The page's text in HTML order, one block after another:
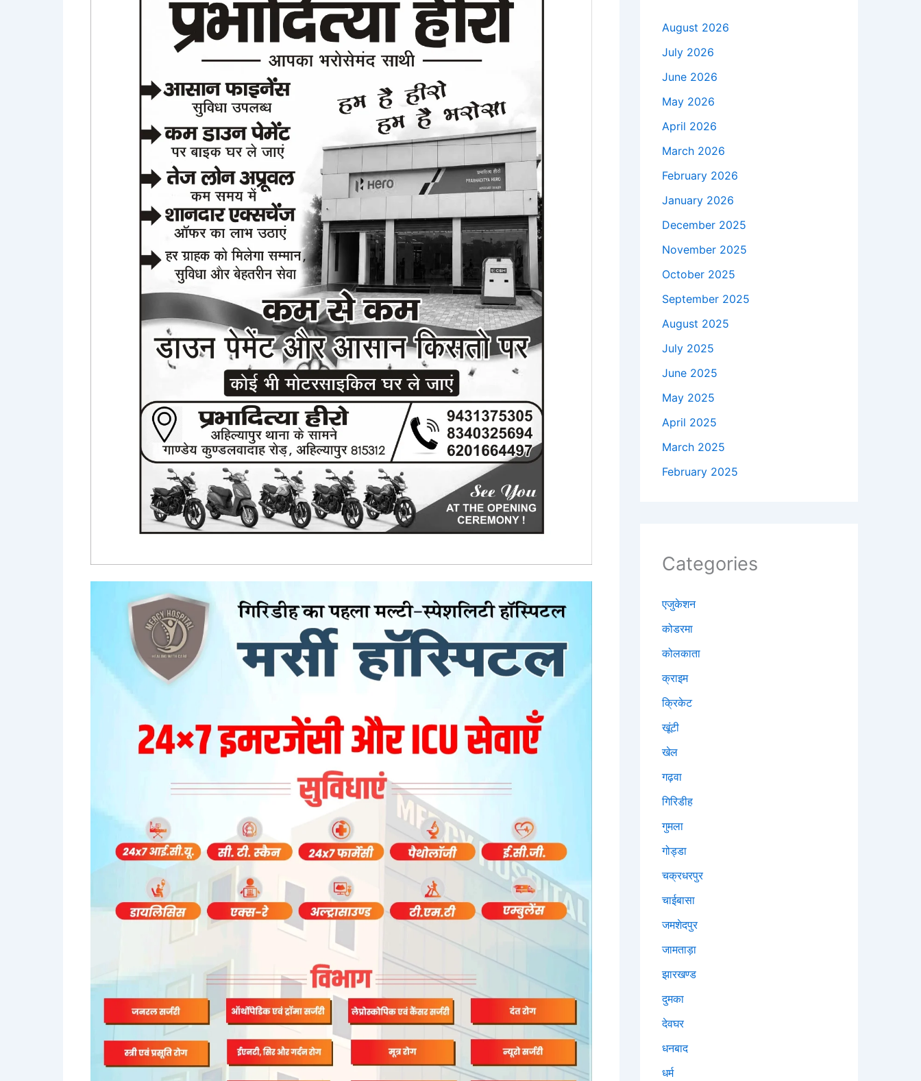
August 2026
July 2026
June 2026
May 2026
April 2026
March 2026
February 2026
January 2026
December 2025
November 2025
October 2025
September 2025
August 2025
July 2025
June 2025
May 2025
April 2025
March 2025
February 2025
Categories
एजुकेशन
कोडरमा
कोलकाता
क्राइम
क्रिकेट
खूंटी
खेल
गढ़वा
गिरिडीह
गुमला
गोड्डा
चक्रधरपुर
चाईबासा
जमशेदपुर
जामताड़ा
झारखण्ड
दुमका
देवघर
धनबाद
धर्म